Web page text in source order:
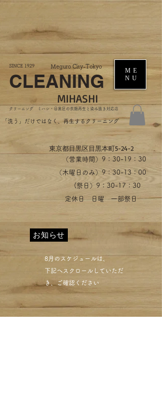
SINCE 1929
CLEANING
Meguro City-Tokyo
MIHASHI
​クリーニング ミハシ・目黒区の衣類再生と染み抜き対応店
ME
NU
​東京都目黒区目黒本町5-24-2
（営業時間）​9：30-19：30
（木曜日のみ）9：30-13：00
​(祭日）9：30-17：30
​定休日 日曜 一部祭日
お知らせ
​8月のスケジュールは、
下記へスクロールしていただ
き、ご確認ください​
​「洗う」だけではなく、再生するクリーニング